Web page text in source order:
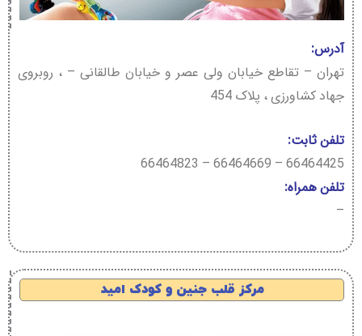
آدرس:
تهران – تقاطع خیابان ولی عصر و خیابان طالقانی – ، روبروی
جهاد کشاورزی ، پلاک 454
تلفن ثابت:
66464425 – 66464669 – 66464823
تلفن همراه:
–
مرکز قلب جنین و کودک امید